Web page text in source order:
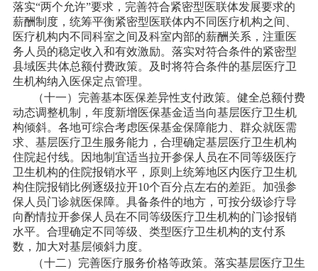
落实“两个允许”要求，完善符合紧密型医联体发展要求的
薪酬制度，统筹平衡紧密型医联体内不同医疗机构之间、
医疗机构内不同科室之间及科室内部的薪酬关系，注重医
务人员的稳定收入和有效激励。落实对符合条件的紧密型
县域医共体总额付费政策。及时将符合条件的基层医疗卫
生机构纳入医保定点管理。
（十一）完善基本医保差异性支付政策。健全总额付费
动态调整机制，年度新增医保基金适当向基层医疗卫生机
构倾斜。各地可综合考虑医保基金保障能力、群众就医需
求、基层医疗卫生服务能力，合理确定基层医疗卫生机构
住院起付线。因地制宜适当拉开参保人员在不同等级医疗
卫生机构的住院报销水平，原则上统筹地区内医疗卫生机
构住院报销比例逐级拉开10个百分点左右的差距。加强参
保人员门诊就医保障。具备条件的地方，可按分级诊疗导
向酌情拉开参保人员在不同等级医疗卫生机构的门诊报销
水平。合理确定不同等级、类型医疗卫生机构的支付系
数，加大对基层倾斜力度。
（十二）完善医疗服务价格等政策。落实基层医疗卫生